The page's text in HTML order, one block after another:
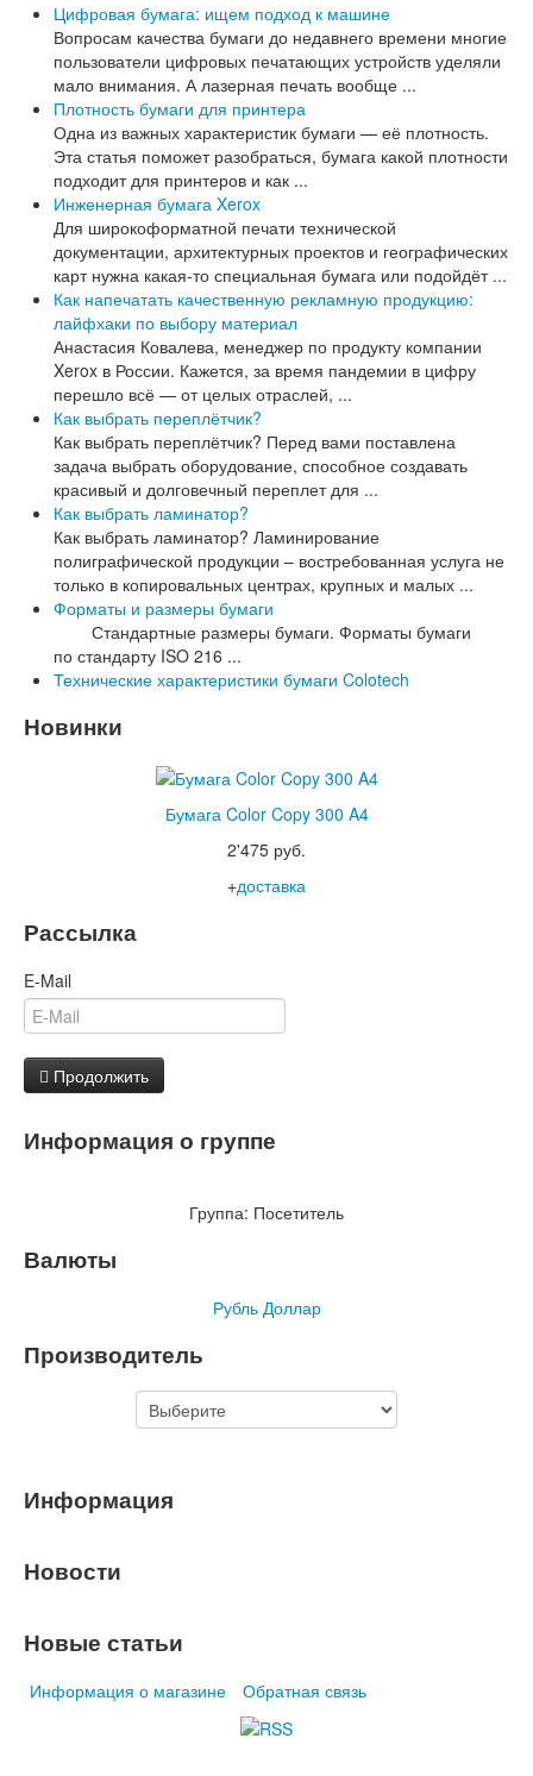
Цифровая бумага: ищем подход к машине
Вопросам качества бумаги до недавнего времени многие
пользователи цифровых печатающих устройств уделяли
мало внимания. А лазерная печать вообще ...
Плотность бумаги для принтера
Одна из важных характеристик бумаги — её плотность.
Эта статья поможет разобраться, бумага какой плотности
подходит для принтеров и как ...
Инженерная бумага Xerox
Для широкоформатной печати технической
документации, архитектурных проектов и географических
карт нужна какая-то специальная бумага или подойдёт ...
Как напечатать качественную рекламную продукцию:
лайфхаки по выбору материал
Анастасия Ковалева, менеджер по продукту компании
Xerox в России. Кажется, за время пандемии в цифру
перешло всё — от целых отраслей, ...
Как выбрать переплётчик?
Как выбрать переплётчик? Перед вами поставлена
задача выбрать оборудование, способное создавать
красивый и долговечный переплет для ...
Как выбрать ламинатор?
Как выбрать ламинатор? Ламинирование
полиграфической продукции – востребованная услуга не
только в копировальных центрах, крупных и малых ...
Форматы и размеры бумаги
Стандартные размеры бумаги. Форматы бумаги
по стандарту ISO 216 ...
Технические характеристики бумаги Colotech
Новинки
Бумага Color Copy 300 A4
2'475 руб.
+доставка
Рассылка
E-Mail
Продолжить
Информация о группе
Группа: Посетитель
Валюты
Рубль Доллар
Производитель
Информация
Новости
Новые статьи
Информация о магазине Обратная связь